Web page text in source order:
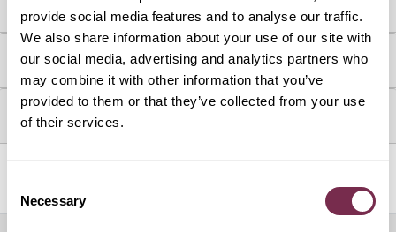
provide social media features and to analyse our traffic.
We also share information about your use of our site with
our social media, advertising and analytics partners who
may combine it with other information that you’ve
provided to them or that they’ve collected from your use
of their services.
Selection
Necessary
DOTAZIONI & OPTIONAL
COME FUNZIONA
DOVE SI TROVA L'AUTO